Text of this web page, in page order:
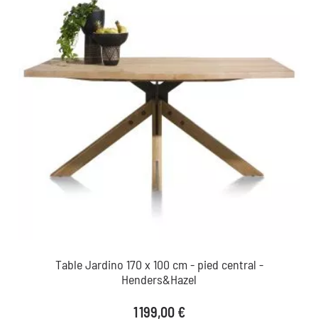
Table Jardino 170 x 100 cm - pied central -
Henders&Hazel
Prix
1 199,00 €